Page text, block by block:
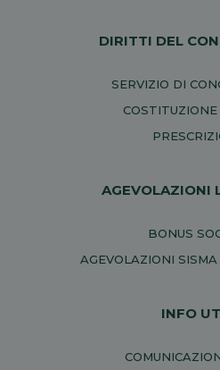
DIRITTI DEL
SERVIZIO DI
AGEVOLAZIONI
BONUS
AGEVOLAZIONI
INFO